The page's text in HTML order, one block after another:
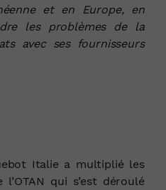
et en Europe, en
les problèmes de la
avec ses fournisseurs
Italie a multiplié les
qui s’est déroulé